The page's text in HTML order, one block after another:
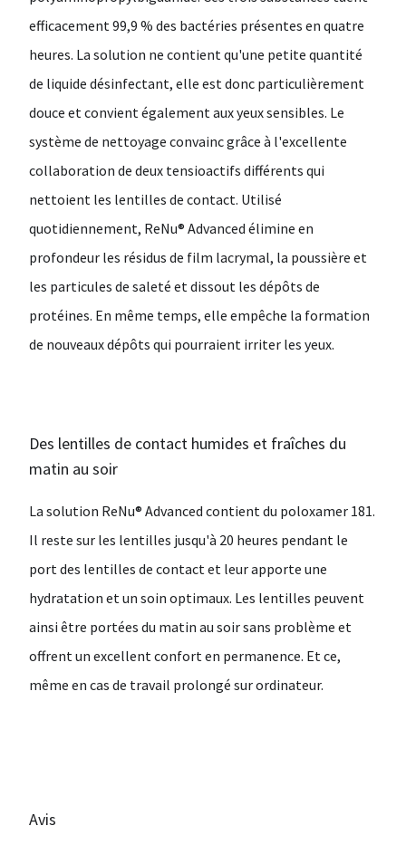
efficacement 99,9 % des bactéries présentes en quatre
heures. La solution ne contient qu'une petite quantité
de liquide désinfectant, elle est donc particulièrement
douce et convient également aux yeux sensibles. Le
système de nettoyage convainc grâce à l'excellente
collaboration de deux tensioactifs différents qui
nettoient les lentilles de contact. Utilisé
quotidiennement, ReNu® Advanced élimine en
profondeur les résidus de film lacrymal, la poussière et
les particules de saleté et dissout les dépôts de
protéines. En même temps, elle empêche la formation
de nouveaux dépôts qui pourraient irriter les yeux.
Des lentilles de contact humides et fraîches du
matin au soir
La solution ReNu® Advanced contient du poloxamer 181.
Il reste sur les lentilles jusqu'à 20 heures pendant le
port des lentilles de contact et leur apporte une
hydratation et un soin optimaux. Les lentilles peuvent
ainsi être portées du matin au soir sans problème et
offrent un excellent confort en permanence. Et ce,
même en cas de travail prolongé sur ordinateur.
Avis